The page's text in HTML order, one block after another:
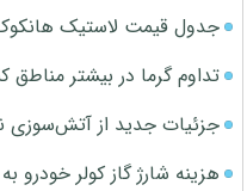
جدول قیمت لاستیک هانکوک در
تداوم گرما در بیشتر مناطق
جزئیات جدید از آتش‌سوزی
هزینه شارژ گاز کولر خودرو به 5 میلیون تومان رسید